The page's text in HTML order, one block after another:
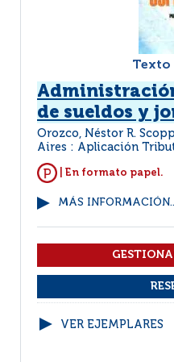
Texto
de sueldos y
Orozco, Néstor R.
Aires : Aplicación
| En formato papel.
MÁS
VER EJEMPLARES